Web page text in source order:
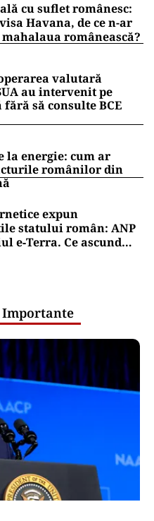
cu suflet românesc:
Havana, de ce n-ar
românească?
valutară
au intervenit pe
să consulte BCE
la energie: cum ar
românilor din
expun
statului român: ANP
e‑Terra. Ce ascund